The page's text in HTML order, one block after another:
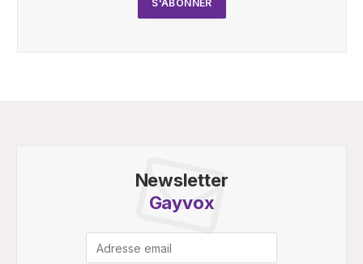
Newsletter
Gayvox